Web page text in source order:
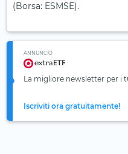
(Borsa: ESMSE).
ANNUNCIO
La migliore newsletter per i
Iscriviti ora gratuitamente!